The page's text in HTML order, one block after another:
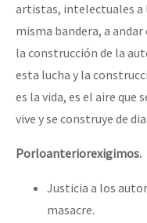
artistas, intelectuales a
misma bandera, a
la construcción de la
esta lucha y la
es la vida, es el aire que
vive y se construye de
Porloanteriorexigimos.
Justicia a los
masacre.